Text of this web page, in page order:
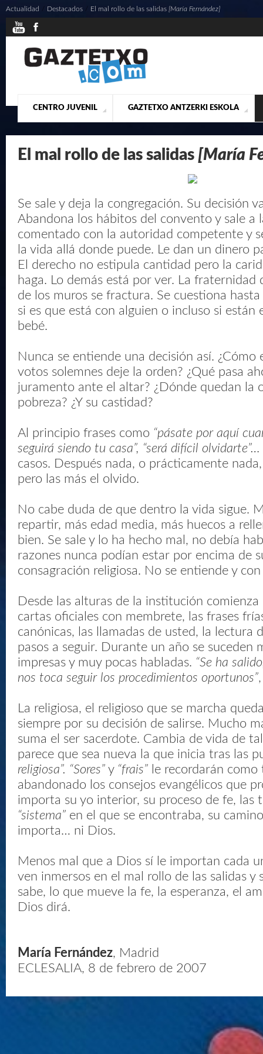
CENTRO JUVENIL
¿QUIENES SOMOS? ACTUALIDAD CONTACTO
GAZTETXO ANTZERKI ESKOLA
PRESENTACIÓN MUSICALES
Actualidad Destacados El mal rollo de las salidas [María Fernández]
El mal rollo de las salidas [María
Se sale y deja la congregación. Su decisión
Abandona los hábitos del convento y sale a
comentado con la autoridad competente y
la vida allá donde puede. Le dan un dinero
El derecho no estipula cantidad pero la
haga. Lo demás está por ver. La fraternidad
de los muros se fractura. Se cuestiona
si es que está con alguien o incluso si están
bebé.
Nunca se entiende una decisión así. ¿Cómo
votos solemnes deje la orden? ¿Qué pasa
juramento ante el altar? ¿Dónde quedan la
pobreza? ¿Y su castidad?
Al principio frases como “pásate por aquí
seguirá siendo tu casa”, “será difícil olvidarte”…
casos. Después nada, o prácticamente
pero las más el olvido.
No cabe duda de que dentro la vida sigue.
repartir, más edad media, más huecos a
bien. Se sale y lo ha hecho mal, no debía
razones nunca podían estar por encima de
consagración religiosa. No se entiende y
Desde las alturas de la institución comienza
cartas oficiales con membrete, las frases
canónicas, las llamadas de usted, la lectura
pasos a seguir. Durante un año se suceden
impresas y muy pocas habladas. “Se ha
nos toca seguir los procedimientos oportunos”
La religiosa, el religioso que se marcha
siempre por su decisión de salirse. Mucho
suma el ser sacerdote. Cambia de vida de
parece que sea nueva la que inicia tras las
religiosa”. “Sores” y “frais” le recordarán
abandonado los consejos evangélicos que
importa su yo interior, su proceso de fe, las
“sistema” en el que se encontraba, su
importa… ni Dios.
Menos mal que a Dios sí le importan cada
ven inmersos en el mal rollo de las salidas y
sabe, lo que mueve la fe, la esperanza, el
Dios dirá.
María Fernández, Madrid
ECLESALIA, 8 de febrero de 2007